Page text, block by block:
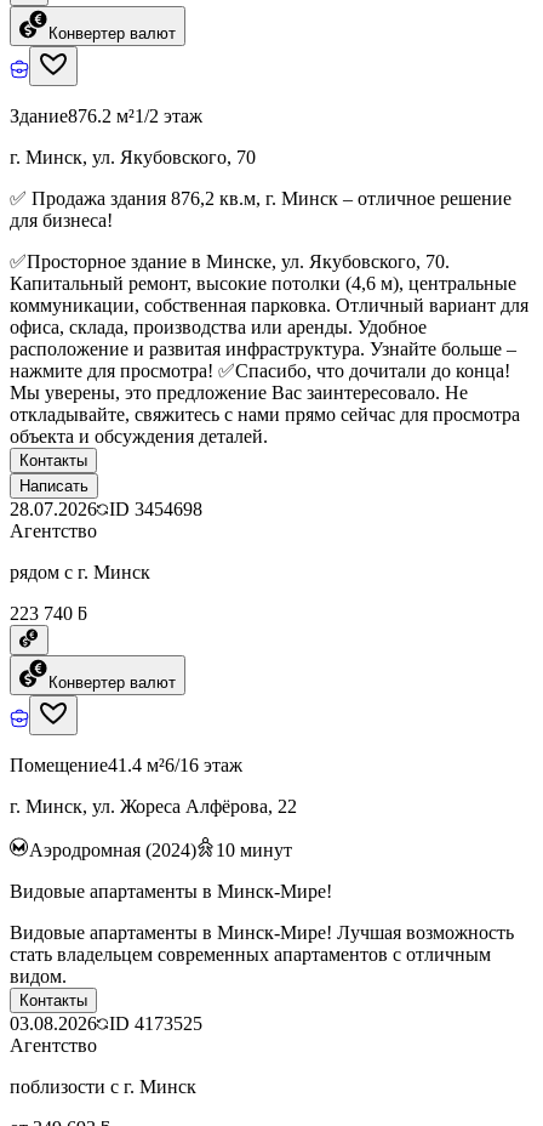
Конвертер валют
Здание876.2 м²1/2 этаж
г. Минск, ул. Якубовского, 70
✅ Продажа здания 876,2 кв.м, г. Минск – отличное решение
для бизнеса!
✅Просторное здание в Минске, ул. Якубовского, 70.
Капитальный ремонт, высокие потолки (4,6 м), центральные
коммуникации, собственная парковка. Отличный вариант для
офиса, склада, производства или аренды. Удобное
расположение и развитая инфраструктура. Узнайте больше –
нажмите для просмотра! ✅Спасибо, что дочитали до конца!
Мы уверены, это предложение Вас заинтересовало. Не
откладывайте, свяжитесь с нами прямо сейчас для просмотра
объекта и обсуждения деталей.
Контакты
Написать
28.07.2026 ID 3454698
Агентство
рядом с г. Минск
223 740 ƃ
Конвертер валют
Помещение41.4 м²6/16 этаж
г. Минск, ул. Жореса Алфёрова, 22
Аэродромная (2024) 10 минут
Видовые апартаменты в Минск-Мире!
Видовые апартаменты в Минск-Мире! Лучшая возможность
стать владельцем современных апартаментов с отличным
видом.
Контакты
03.08.2026 ID 4173525
Агентство
поблизости с г. Минск